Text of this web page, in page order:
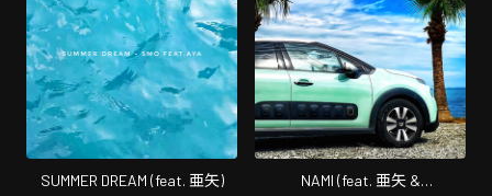
SUMMER DREAM (feat. 亜矢)
NAMI (feat. 亜矢 &